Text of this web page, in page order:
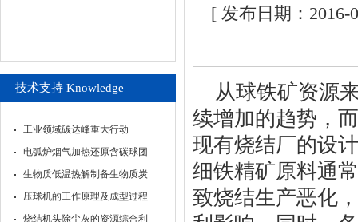
技术支持 Knowledge
工业领域碳达峰重大行动
电弧炉烟气加热还原含碳球团
生物质低温热解制备生物质炭
压球机的工作原理及成型过程
烧结机头除尘灰的资源综合利
[ 发布日期：2016-
从球铁矿资源
续增加的趋势，
现有烧结厂的设
细铁精矿原料通
致烧结生产恶化